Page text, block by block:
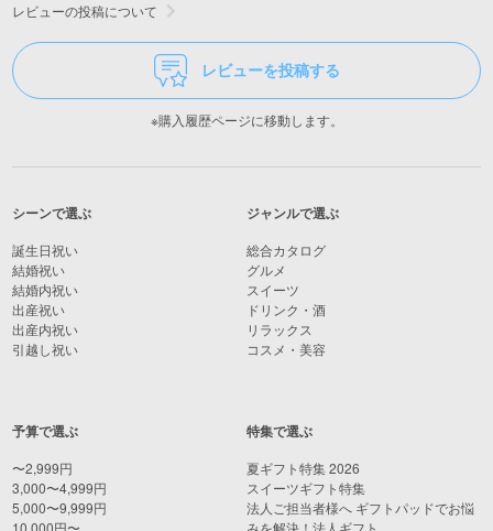
レビューの投稿について
レビューを投稿する
※購入履歴ページに移動します。
シーンで選ぶ
誕生日祝い
結婚祝い
結婚内祝い
出産祝い
出産内祝い
引越し祝い
予算で選ぶ
〜2,999円
3,000〜4,999円
5,000〜9,999円
10,000円〜
ジャンルで選ぶ
総合カタログ
グルメ
スイーツ
ドリンク・酒
リラックス
コスメ・美容
特集で選ぶ
夏ギフト特集 2026
スイーツギフト特集
法人ご担当者様へ ギフトパッドでお悩
みを解決！法人ギフト